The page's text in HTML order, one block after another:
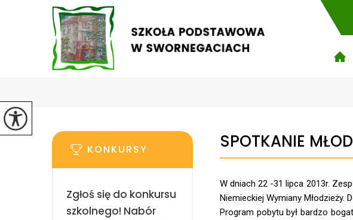
SPOTKANIE
W dniach 22 -31 lipca 2013r.
Niemieckiej Wymiany Młodzieży.
Program pobytu był bardzo
KONKURSY
Zgłoś się do konkursu
szkolnego! Nabór